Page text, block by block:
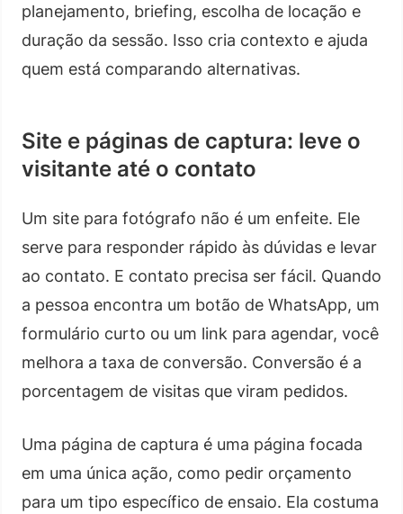
planejamento, briefing, escolha de locação e
duração da sessão. Isso cria contexto e ajuda
quem está comparando alternativas.
Site e páginas de captura: leve o
visitante até o contato
Um site para fotógrafo não é um enfeite. Ele
serve para responder rápido às dúvidas e levar
ao contato. E contato precisa ser fácil. Quando
a pessoa encontra um botão de WhatsApp, um
formulário curto ou um link para agendar, você
melhora a taxa de conversão. Conversão é a
porcentagem de visitas que viram pedidos.
Uma página de captura é uma página focada
em uma única ação, como pedir orçamento
para um tipo específico de ensaio. Ela costuma